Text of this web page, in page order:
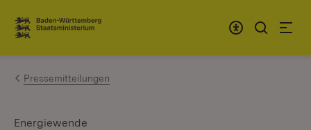
Zum Inhalt springen
Link zur Startseite
Pressemitteilungen
Energiewende